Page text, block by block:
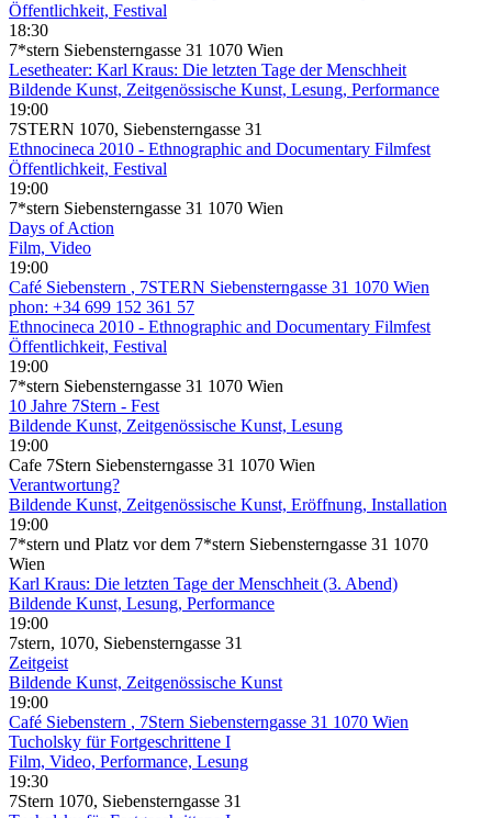
Öffentlichkeit, Festival
18:30
7*stern Siebensterngasse 31 1070 Wien
Lesetheater: Karl Kraus: Die letzten Tage der Menschheit
Bildende Kunst, Zeitgenössische Kunst, Lesung, Performance
19:00
7STERN 1070, Siebensterngasse 31
Ethnocineca 2010 - Ethnographic and Documentary Filmfest
Öffentlichkeit, Festival
19:00
7*stern Siebensterngasse 31 1070 Wien
Days of Action
Film, Video
19:00
Café Siebenstern , 7STERN Siebensterngasse 31 1070 Wien
phon: +34 699 152 361 57
Ethnocineca 2010 - Ethnographic and Documentary Filmfest
Öffentlichkeit, Festival
19:00
7*stern Siebensterngasse 31 1070 Wien
10 Jahre 7Stern - Fest
Bildende Kunst, Zeitgenössische Kunst, Lesung
19:00
Cafe 7Stern Siebensterngasse 31 1070 Wien
Verantwortung?
Bildende Kunst, Zeitgenössische Kunst, Eröffnung, Installation
19:00
7*stern und Platz vor dem 7*stern Siebensterngasse 31 1070
Wien
Karl Kraus: Die letzten Tage der Menschheit (3. Abend)
Bildende Kunst, Lesung, Performance
19:00
7stern, 1070, Siebensterngasse 31
Zeitgeist
Bildende Kunst, Zeitgenössische Kunst
19:00
Café Siebenstern , 7Stern Siebensterngasse 31 1070 Wien
Tucholsky für Fortgeschrittene I
Film, Video, Performance, Lesung
19:30
7Stern 1070, Siebensterngasse 31